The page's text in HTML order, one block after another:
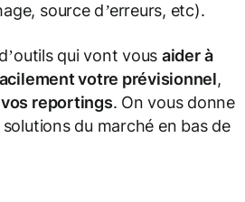
source d’erreurs, etc).
qui vont vous aider à
votre prévisionnel,
reportings. On vous donne
du marché en bas de